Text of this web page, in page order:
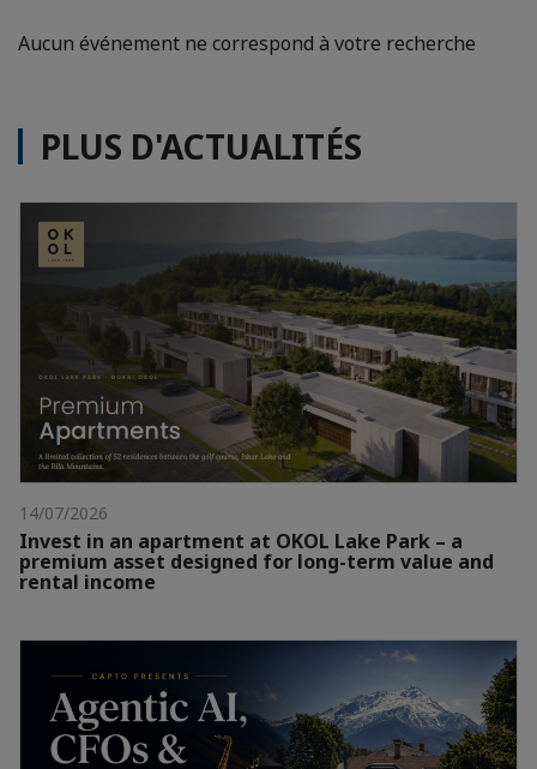
Aucun événement ne correspond à votre recherche
PLUS D'ACTUALITÉS
14/07/2026
Invest in an apartment at OKOL Lake Park – a
premium asset designed for long-term value and
rental income